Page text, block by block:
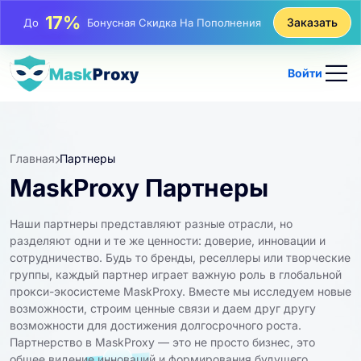
До 17% Бонусная Скидка На Пополнения
До25%
До 81% Скидка На Чередующиеся Покупки IP
Заказать
Войти
Главная Партнеры
MaskProxy Партнеры
Наши партнеры представляют разные отрасли, но
разделяют одни и те же ценности: доверие, инновации и
сотрудничество. Будь то бренды, реселлеры или творческие
группы, каждый партнер играет важную роль в глобальной
прокси-экосистеме MaskProxy. Вместе мы исследуем новые
возможности, строим ценные связи и даем друг другу
возможности для достижения долгосрочного роста.
Партнерство в MaskProxy — это не просто бизнес, это